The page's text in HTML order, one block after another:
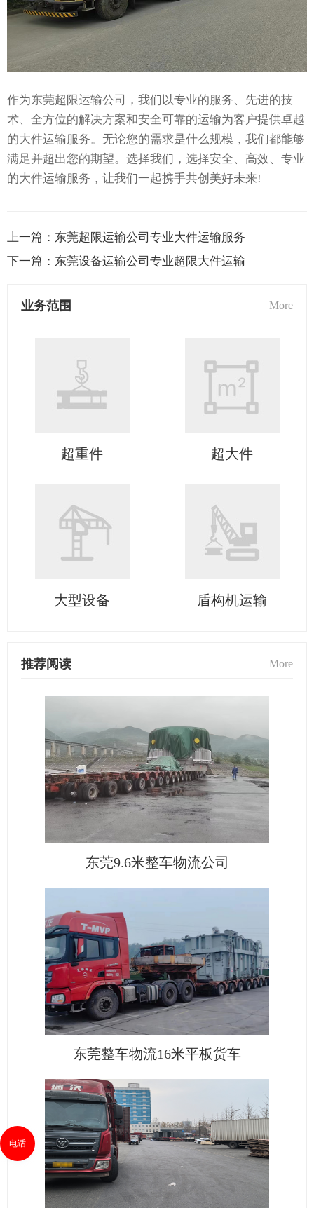
作为东莞超限运输公司，我们以专业的服务、先进的技
术、全方位的解决方案和安全可靠的运输为客户提供卓越
的大件运输服务。无论您的需求是什么规模，我们都能够
满足并超出您的期望。选择我们，选择安全、高效、专业
的大件运输服务，让我们一起携手共创美好未来!
上一篇： 东莞超限运输公司专业大件运输服务
下一篇： 东莞设备运输公司专业超限大件运输
业务范围 More
超重件 超大件
大型设备 盾构机运输
推荐阅读 More
东莞9.6米整车物流公司
东莞整车物流16米平板货车
电话